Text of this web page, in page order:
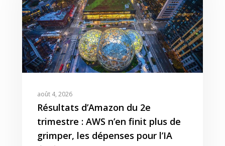
août 4, 2026
Résultats d’Amazon du 2e
trimestre : AWS n’en finit plus de
grimper, les dépenses pour l’IA